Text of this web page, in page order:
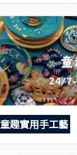
童趣實用手工藝